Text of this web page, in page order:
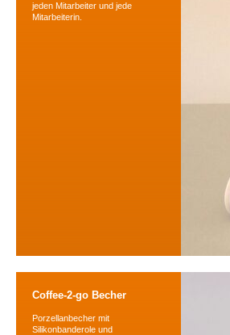
jeden Mitarbeiter und jede
Mitarbeiterin.
Coffee-2-go Becher
Porzellanbecher mit
Silikonbanderole und